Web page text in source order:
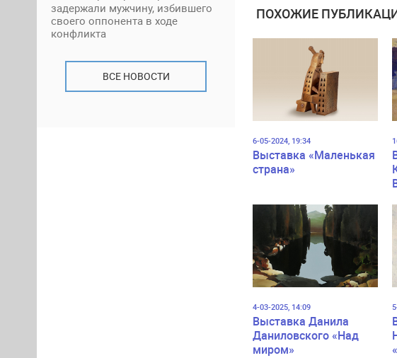
задержали мужчину, избившего
своего оппонента в ходе
конфликта
ВСЕ НОВОСТИ
ПОХОЖИЕ
6-05-2024, 19:34
Выставка «Маленькая
страна»
4-03-2025, 14:09
Выставка Данила
Даниловского «Над
миром»